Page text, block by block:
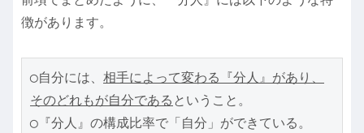
徴があります。
◯自分には、 相手によって変わる『分人』があり、
そのどれもが自分である ということ。
◯『分人』の構成比率で「自分」ができている。